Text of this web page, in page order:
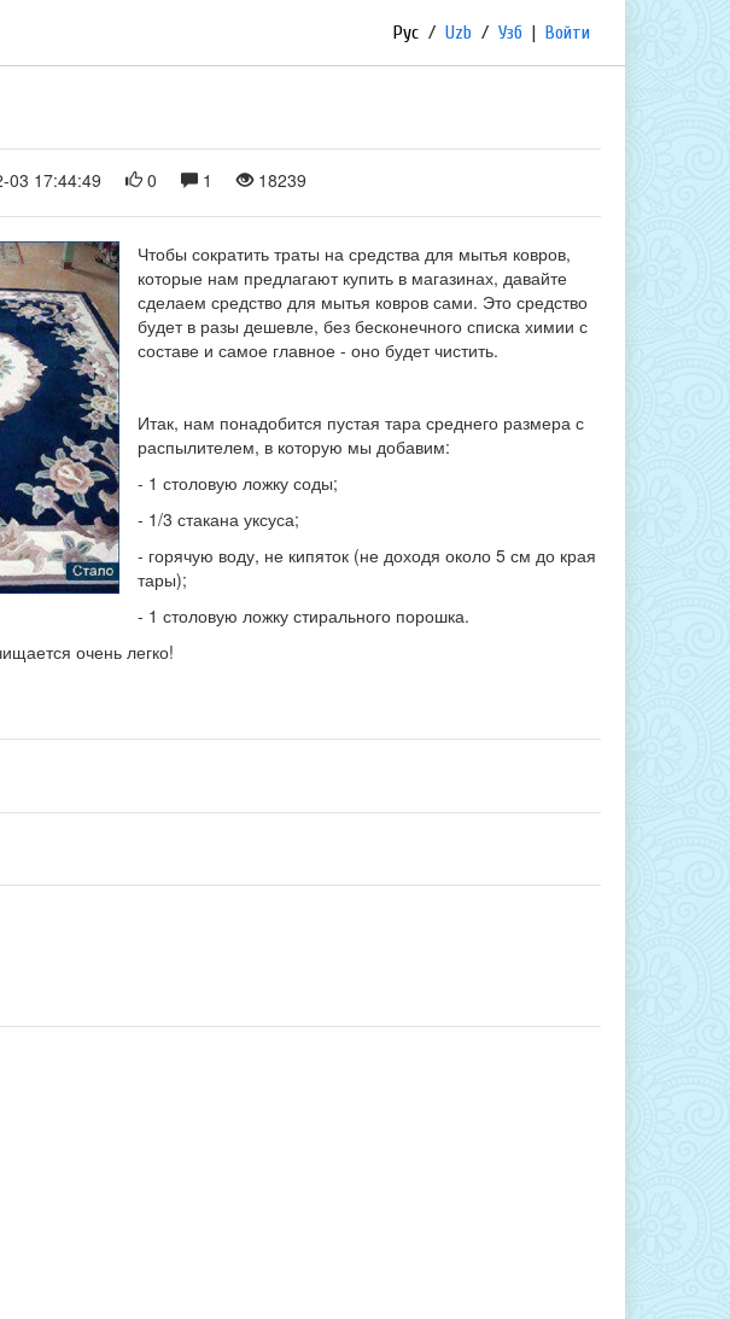
Рус / Uzb / Узб | Войти
03 17:44:49 0 1 18239
Чтобы сократить траты на средства для мытья ковров,
которые нам предлагают купить в магазинах, давайте
сделаем средство для мытья ковров сами. Это средство
будет в разы дешевле, без бесконечного списка химии с
составе и самое главное - оно будет чистить.
Итак, нам понадобится пустая тара среднего размера с
распылителем, в которую мы добавим:
- 1 столовую ложку соды;
- 1/3 стакана уксуса;
- горячую воду, не кипяток (не доходя около 5 см до края
тары);
- 1 столовую ложку стирального порошка.
очень легко!